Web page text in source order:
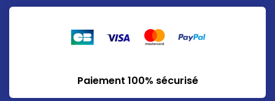
Paiement 100% sécurisé